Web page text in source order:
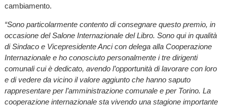
cambiamento.
“Sono particolarmente contento di consegnare questo premio, in
occasione del Salone Internazionale del Libro. Sono qui in qualità
di Sindaco e Vicepresidente Anci con delega alla Cooperazione
Internazionale e ho conosciuto personalmente i tre dirigenti
comunali cui è dedicato, avendo l’opportunità di lavorare con loro
e di vedere da vicino il valore aggiunto che hanno saputo
rappresentare per l’amministrazione comunale e per Torino. La
cooperazione internazionale sta vivendo una stagione importante